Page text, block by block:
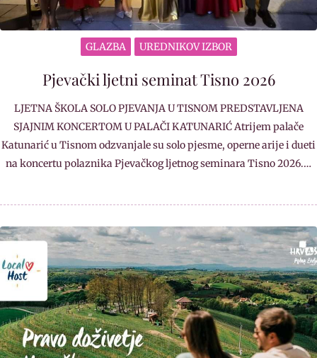
GLAZBA UREDNIKOV IZBOR
Pjevački ljetni seminat Tisno 2026
LJETNA ŠKOLA SOLO PJEVANJA U TISNOM PREDSTAVLJENA
SJAJNIM KONCERTOM U PALAČI KATUNARIĆ Atrijem palače
Katunarić u Tisnom odzvanjale su solo pjesme, operne arije i dueti
na koncertu polaznika Pjevačkog ljetnog seminara Tisno 2026.…